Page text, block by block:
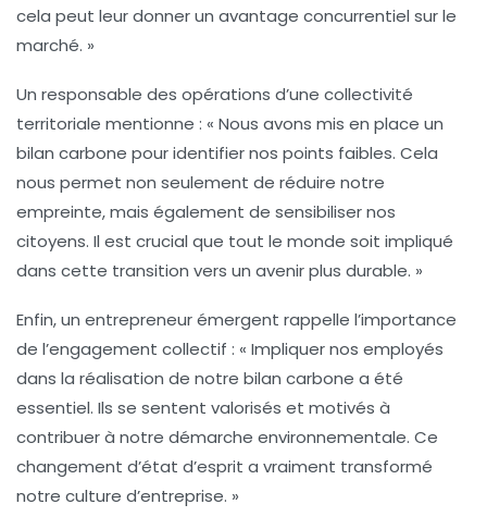
cela peut leur donner un avantage concurrentiel sur le
marché. »
Un responsable des opérations d’une collectivité
territoriale mentionne : « Nous avons mis en place un
bilan carbone pour identifier nos points faibles. Cela
nous permet non seulement de réduire notre
empreinte, mais également de sensibiliser nos
citoyens. Il est crucial que tout le monde soit impliqué
dans cette transition vers un avenir plus durable. »
Enfin, un entrepreneur émergent rappelle l’importance
de l’engagement collectif : « Impliquer nos employés
dans la réalisation de notre bilan carbone a été
essentiel. Ils se sentent valorisés et motivés à
contribuer à notre démarche environnementale. Ce
changement d’état d’esprit a vraiment transformé
notre culture d’entreprise. »